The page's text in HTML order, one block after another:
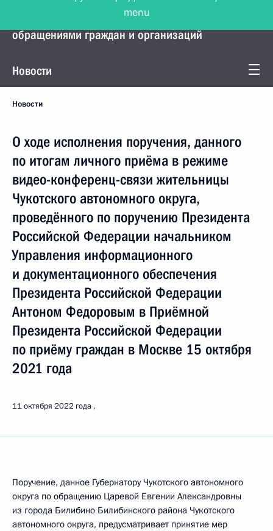
Управление Президента по работе с
обращениями граждан и организаций
Новости
Новости
О ходе исполнения поручения, данного
по итогам личного приёма в режиме
видео-конференц-связи жительницы
Чукотского автономного округа,
проведённого по поручению Президента
Российской Федерации начальником
Управления информационного
и документационного обеспечения
Президента Российской Федерации
Антоном Федоровым в Приёмной
Президента Российской Федерации
по приёму граждан в Москве 15 октября
2021 года
11 октября 2022 года
Поручение, данное Губернатору Чукотского автономного
округа по обращению Царевой Евгении Александровны
из города Билибино Билибинского района Чукотского
автономного округа, предусматривает принятие мер
menu